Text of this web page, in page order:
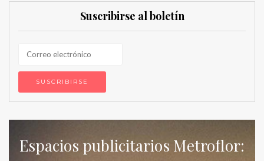
Suscribirse al boletín
Espacios publicitarios Metroflor: